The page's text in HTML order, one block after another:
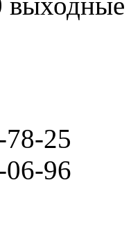
25
96